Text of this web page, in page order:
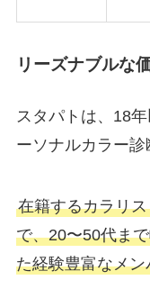
リーズナブルな
スタパトは、18
ーソナルカラー診
在籍するカラリ
で、20〜50代ま
た経験豊富なメ